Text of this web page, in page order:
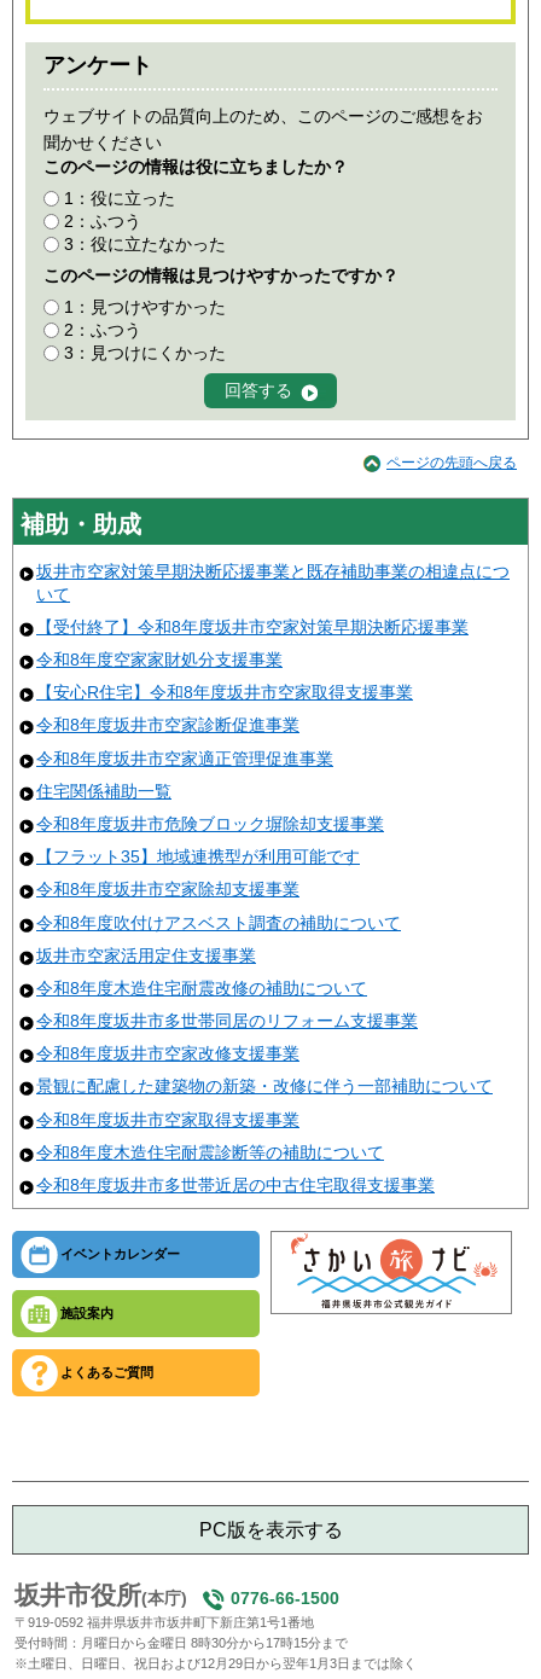
アンケート
ウェブサイトの品質向上のため、このページのご感想をお
聞かせください
このページの情報は役に立ちましたか？
1：役に立った
2：ふつう
3：役に立たなかった
このページの情報は見つけやすかったですか？
1：見つけやすかった
2：ふつう
3：見つけにくかった
ページの先頭へ戻る
補助・助成
坂井市空家対策早期決断応援事業と既存補助事業の相違点につ
いて
【受付終了】令和8年度坂井市空家対策早期決断応援事業
令和8年度空家家財処分支援事業
【安心R住宅】令和8年度坂井市空家取得支援事業
令和8年度坂井市空家診断促進事業
令和8年度坂井市空家適正管理促進事業
住宅関係補助一覧
令和8年度坂井市危険ブロック塀除却支援事業
【フラット35】地域連携型が利用可能です
令和8年度坂井市空家除却支援事業
令和8年度吹付けアスベスト調査の補助について
坂井市空家活用定住支援事業
令和8年度木造住宅耐震改修の補助について
令和8年度坂井市多世帯同居のリフォーム支援事業
令和8年度坂井市空家改修支援事業
景観に配慮した建築物の新築・改修に伴う一部補助について
令和8年度坂井市空家取得支援事業
令和8年度木造住宅耐震診断等の補助について
令和8年度坂井市多世帯近居の中古住宅取得支援事業
イベントカレンダー
施設案内
よくあるご質問
PC版を表示する
坂井市役所(本庁) 0776-66-1500
〒919-0592 福井県坂井市坂井町下新庄第1号1番地
受付時間：月曜日から金曜日 8時30分から17時15分まで
※土曜日、日曜日、祝日および12月29日から翌年1月3日までは除く